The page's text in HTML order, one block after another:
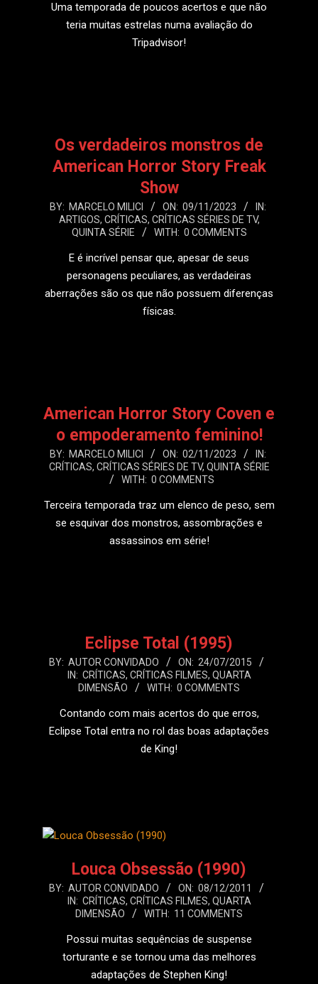
Uma temporada de poucos acertos e que não
teria muitas estrelas numa avaliação do
Tripadvisor!
Os verdadeiros monstros de
American Horror Story Freak
Show
2023-
BY: MARCELO MILICI ON: 09/11/2023
IN:
ARTIGOS, CRÍTICAS, CRÍTICAS SÉRIES DE TV,
QUINTA SÉRIE
WITH: 0 COMMENTS
E é incrível pensar que, apesar de seus
personagens peculiares, as verdadeiras
aberrações são os que não possuem diferenças
físicas.
American Horror Story Coven e
o empoderamento feminino!
2023-
11-
BY: MARCELO MILICI ON: 02/11/2023
IN:
CRÍTICAS, CRÍTICAS SÉRIES DE TV, QUINTA SÉRIE
WITH: 0 COMMENTS
Terceira temporada traz um elenco de peso, sem
se esquivar dos monstros, assombrações e
assassinos em série!
Eclipse Total (1995)
2015-
BY: AUTOR CONVIDADO ON: 24/07/2015
IN: CRÍTICAS, CRÍTICAS FILMES, QUARTA
DIMENSÃO
WITH: 0 COMMENTS
Contando com mais acertos do que erros,
Eclipse Total entra no rol das boas adaptações
de King!
Louca Obsessão (1990)
2011-
BY: AUTOR CONVIDADO ON: 08/12/2011
IN: CRÍTICAS, CRÍTICAS FILMES, QUARTA
DIMENSÃO
WITH: 11 COMMENTS
Possui muitas sequências de suspense
torturante e se tornou uma das melhores
adaptações de Stephen King!